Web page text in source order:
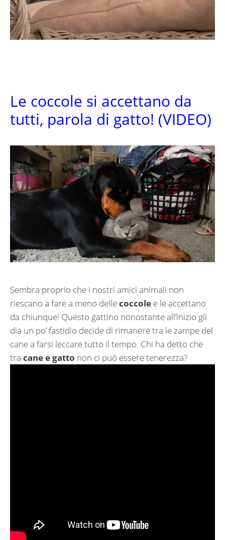
Le coccole si accettano da
tutti, parola di gatto! (VIDEO)
Sembra proprio che i nostri amici animali non
riescano a fare a meno dellecoccole e le accettano
da chiunque! Questo gattino nonostante all’inizio gli
dia un po’ fastidio decide di rimanere tra le zampe del
cane a farsi leccare tutto il tempo. Chi ha detto che
tra cane e gatto non ci può essere tenerezza?